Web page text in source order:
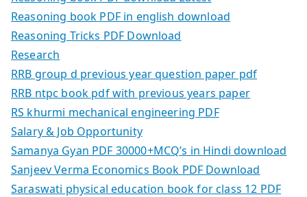
Reasoning book PDF in english download
Reasoning Tricks PDF Download
Research
RRB group d previous year question paper pdf
RRB ntpc book pdf with previous years paper
RS khurmi mechanical engineering PDF
Salary & Job Opportunity
Samanya Gyan PDF 30000+MCQ’s in Hindi download
Sanjeev Verma Economics Book PDF Download
Saraswati physical education book for class 12 PDF